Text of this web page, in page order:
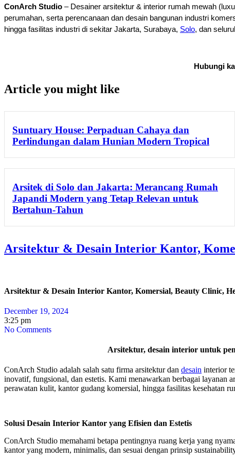
ConArch Studio – Desainer arsitektur & interior rumah mewah
perumahan, serta perencanaan dan desain bangunan industri
hingga fasilitas industri di sekitar Jakarta, Surabaya, Solo, dan
Hubungi
Article you might like
Suntuary House: Perpaduan Cahaya dan
Perlindungan dalam Hunian Modern Tropical
Arsitek di Solo dan Jakarta: Merancang Rumah
Japandi Modern yang Tetap Relevan untuk
Bertahun-Tahun
Arsitektur & Desain Interior Kantor,
Arsitektur & Desain Interior Kantor, Komersial, Beauty Clinic,
December 19, 2024
3:25 pm
No Comments
Arsitektur, desain interior untuk
ConArch Studio adalah salah satu firma arsitektur dan desain interior
inovatif, fungsional, dan estetis. Kami menawarkan berbagai layanan
perawatan kulit, kantor gudang komersial, hingga fasilitas kesehatan
Solusi Desain Interior Kantor yang Efisien dan Estetis
ConArch Studio memahami betapa pentingnya ruang kerja yang
kantor yang modern, minimalis, dan sesuai dengan prinsip